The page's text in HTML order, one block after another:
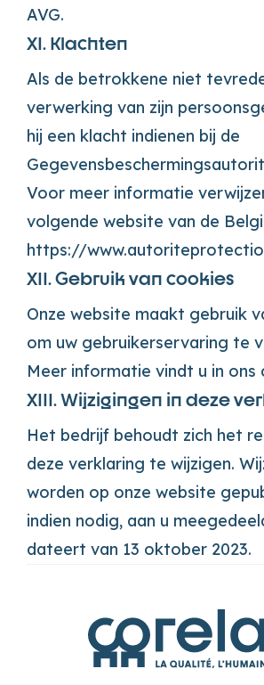
AVG.
XI. Klachten
Als de betrokkene niet
verwerking van zijn
hij een klacht indienen bij de
Voor meer informatie
volgende website van de
https://
XII. Gebruik van cookies
Onze website maakt gebruik
om uw gebruikerservaring te
Meer informatie vindt u in ons
XIII. Wijzigingen in deze
Het bedrijf behoudt zich het
deze verklaring te wijzigen.
worden op onze website
indien nodig, aan u
dateert van 13 oktober 2023.